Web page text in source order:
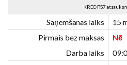
KREDITS7
Saņemšanas laiks
15
Pirmais bez maksas
Nē
Darba laiks